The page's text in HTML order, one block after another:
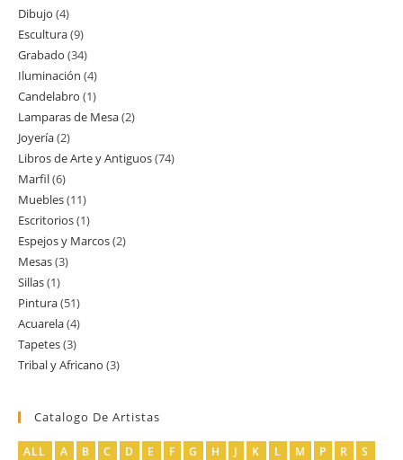
Dibujo 44
productos
Escultura 99
productos
Grabado 3434
productos
Iluminación 44
productos
Candelabro 11
producto
Lamparas de Mesa 22
Joyería 22
productos
Libros de Arte y Antiguos 7474
Marfil 66
productos
Muebles 1111
productos
Escritorios 11
producto
Espejos y Marcos 22
Mesas 33
Sillas 11
producto
Pintura 5151
productos
Acuarela 44
productos
Tapetes 33
productos
Tribal y Africano 33
Catalogo De Artistas
ALL A B C D E F G H J K L M P R
S